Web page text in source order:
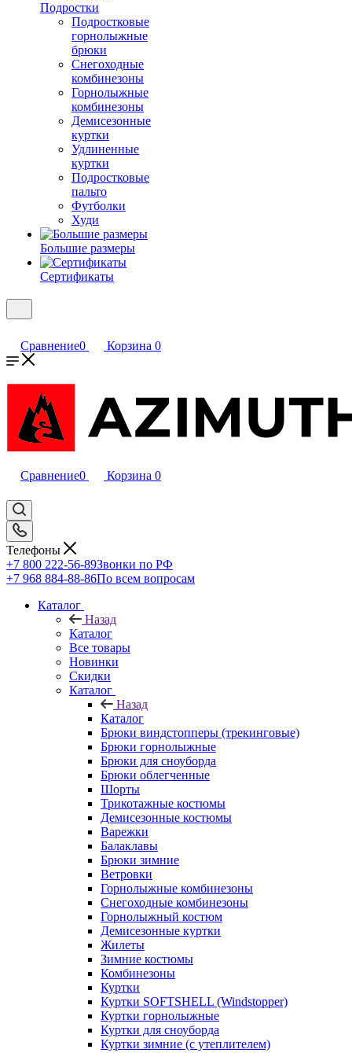
Подростки
Подростковые
горнолыжные
брюки
Снегоходные
комбинезоны
Горнолыжные
комбинезоны
Демисезонные
куртки
Удлиненные
куртки
Подростковые
пальто
Футболки
Худи
Большие размеры
Сертификаты
Сравнение0 Корзина 0
Сравнение0 Корзина 0
Телефоны
+7 800 222-56-89Звонки по РФ
+7 968 884-88-86По всем вопросам
Каталог
Назад
Каталог
Все товары
Новинки
Скидки
Каталог
Назад
Каталог
Брюки виндстопперы (трекинговые)
Брюки горнолыжные
Брюки для сноуборда
Брюки облегченные
Шорты
Трикотажные костюмы
Демисезонные костюмы
Варежки
Балаклавы
Брюки зимние
Ветровки
Горнолыжные комбинезоны
Снегоходные комбинезоны
Горнолыжный костюм
Демисезонные куртки
Жилеты
Зимние костюмы
Комбинезоны
Куртки
Куртки SOFTSHELL (Windstopper)
Куртки горнолыжные
Куртки для сноуборда
Куртки зимние (с утеплителем)